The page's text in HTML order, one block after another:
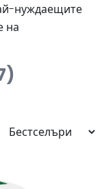
нуждаещите
на